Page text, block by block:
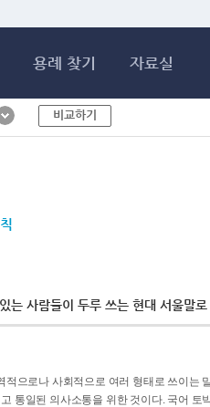
용례 찾기 자료실
비교하기
는 사람들이 두루 쓰는 현대 서울말
적으로나 사회적으로 여러 형태로 쓰이는
통일된 의사소통을 위한 것이다. 국어 토